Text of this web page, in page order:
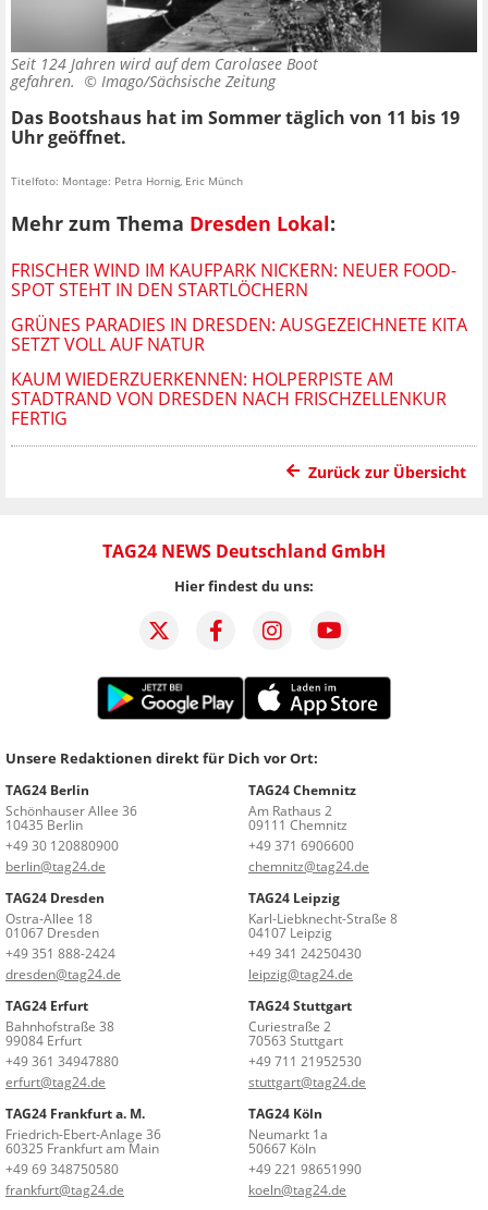
Seit 124 Jahren wird auf dem Carolasee Boot
gefahren. © Imago/Sächsische Zeitung
Das Bootshaus hat im Sommer täglich von 11 bis 19
Uhr geöffnet.
Titelfoto: Montage: Petra Hornig, Eric Münch
Mehr zum Thema Dresden Lokal:
FRISCHER WIND IM KAUFPARK NICKERN: NEUER FOOD-
SPOT STEHT IN DEN STARTLÖCHERN
GRÜNES PARADIES IN DRESDEN: AUSGEZEICHNETE KITA
SETZT VOLL AUF NATUR
KAUM WIEDERZUERKENNEN: HOLPERPISTE AM
STADTRAND VON DRESDEN NACH FRISCHZELLENKUR
FERTIG
Zurück zur Übersicht
TAG24 NEWS Deutschland GmbH
Hier findest du uns:
Unsere Redaktionen direkt für Dich vor Ort:
TAG24 Berlin
Schönhauser Allee 36
10435 Berlin
+49 30 120880900
berlin@tag24.de
TAG24 Chemnitz
Am Rathaus 2
09111 Chemnitz
+49 371 6906600
chemnitz@tag24.de
TAG24 Dresden
Ostra-Allee 18
01067 Dresden
+49 351 888-2424
dresden@tag24.de
TAG24 Leipzig
Karl-Liebknecht-Straße 8
04107 Leipzig
+49 341 24250430
leipzig@tag24.de
TAG24 Erfurt
Bahnhofstraße 38
99084 Erfurt
+49 361 34947880
erfurt@tag24.de
TAG24 Stuttgart
Curiestraße 2
70563 Stuttgart
+49 711 21952530
stuttgart@tag24.de
TAG24 Frankfurt a. M.
Friedrich-Ebert-Anlage 36
60325 Frankfurt am Main
+49 69 348750580
frankfurt@tag24.de
TAG24 Köln
Neumarkt 1a
50667 Köln
+49 221 98651990
koeln@tag24.de